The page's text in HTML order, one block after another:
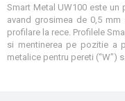
Smart Metal UW100 este
avand grosimea de 0,5
profilare la rece. Profilele
si mentinerea pe pozitie a
metalice pentru pereti (“W”)